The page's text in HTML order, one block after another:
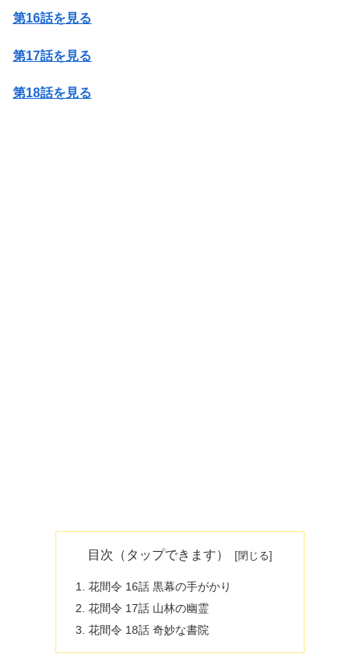
第16話を見る
第17話を見る
第18話を見る
目次（タップできます）
花間令 16話 黒幕の手がかり
花間令 17話 山林の幽霊
花間令 18話 奇妙な書院